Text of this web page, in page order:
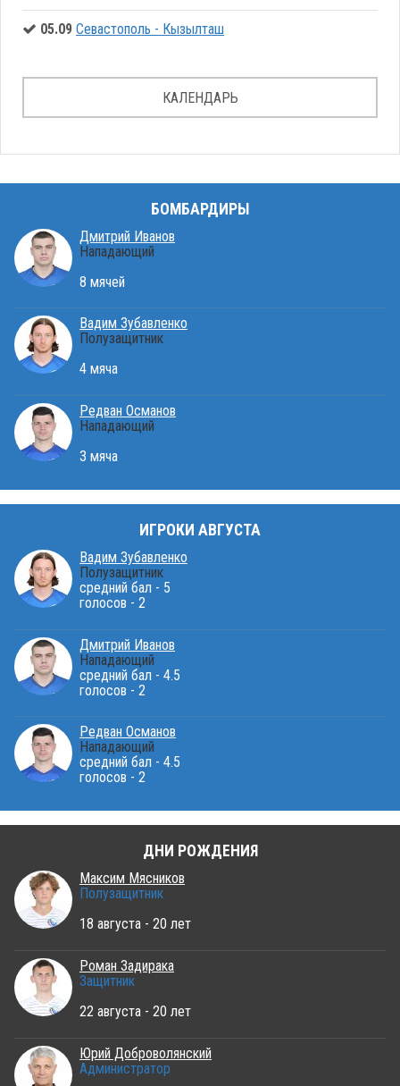
05.09 Севастополь - Кызылташ
КАЛЕНДАРЬ
БОМБАРДИРЫ
Дмитрий Иванов
Нападающий
8 мячей
Вадим Зубавленко
Полузащитник
4 мяча
Редван Османов
Нападающий
3 мяча
ИГРОКИ АВГУСТА
Вадим Зубавленко
Полузащитник
средний бал - 5
голосов - 2
Дмитрий Иванов
Нападающий
средний бал - 4.5
голосов - 2
Редван Османов
Нападающий
средний бал - 4.5
голосов - 2
ДНИ РОЖДЕНИЯ
Максим Мясников
Полузащитник
18 августа - 20 лет
Роман Задирака
Защитник
22 августа - 20 лет
Юрий Доброволянский
Администратор